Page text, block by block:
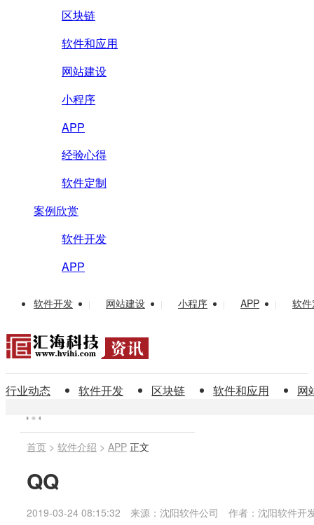
区块链
软件和应用
网站建设
小程序
APP
经验心得
软件定制
案例欣赏
软件开发
APP
软件开发 | 网站建设 | 小程序 | APP | 软
行业动态 软件开发 区块链 软件和应用 网
首页 > 软件介绍 > APP 正文
QQ
2019-03-24 08:15:32 来源：沈阳软件公司 作者：沈阳软件开